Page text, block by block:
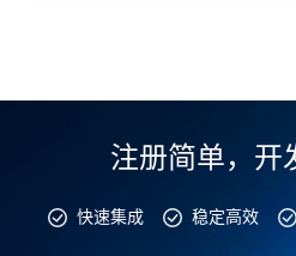
注册简单，开
快速集成 稳定高效